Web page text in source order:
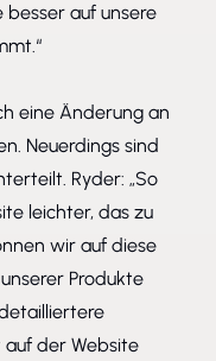
auf unsere
eine Änderung an
Neuerdings sind
Ryder: „So
leichter, das zu
wir auf diese
Produkte
der Website